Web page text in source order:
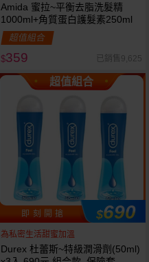
Amida 蜜拉~平衡去脂洗髮精
1000ml+角質蛋白護髮素250ml
超值組合
$359 已銷售9,625
超值組合
即 刻 開 搶 $690
為私密生活甜蜜加溫
Durex 杜蕾斯~特級潤滑劑(50ml)